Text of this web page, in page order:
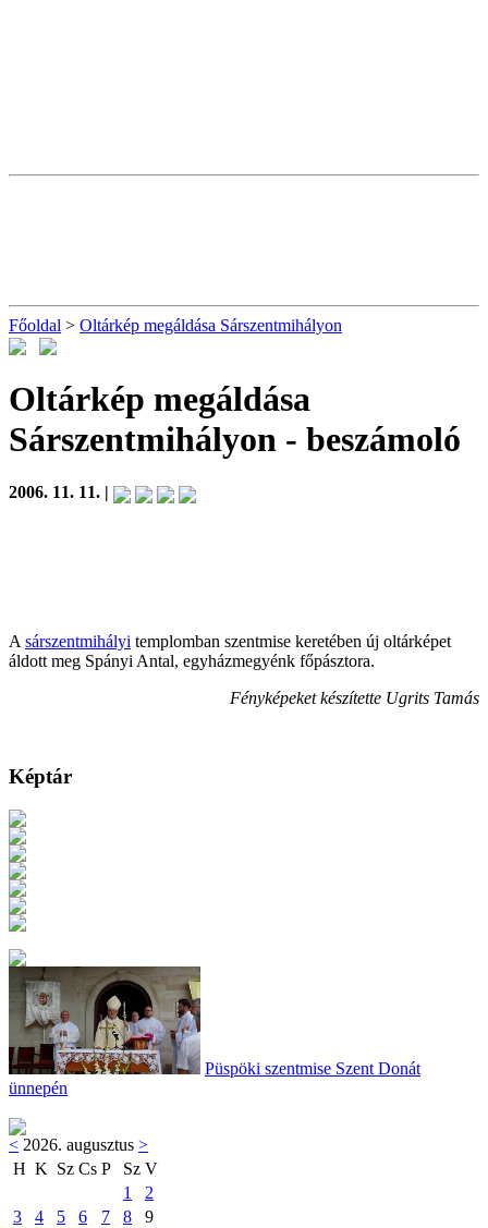
Főoldal > Oltárkép megáldása Sárszentmihályon
Oltárkép megáldása
Sárszentmihályon - beszámoló
2006. 11. 11. |
A sárszentmihályi templomban szentmise keretében új oltárképet
áldott meg Spányi Antal, egyházmegyénk főpásztora.
Fényképeket készítette Ugrits Tamás
Képtár
Püspöki szentmise Szent Donát
ünnepén
< 2026. augusztus >
H K Sz Cs P Sz V
1
2
3
4 5 6 7 8
9